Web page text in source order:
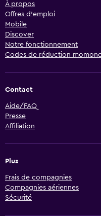
À propos
Offres d’emploi
Mobile
Discover
Notre fonctionnement
Codes de réduction
Contact
Aide/FAQ
Presse
Affiliation
Plus
Frais de compagnies
Compagnies aériennes
Sécurité